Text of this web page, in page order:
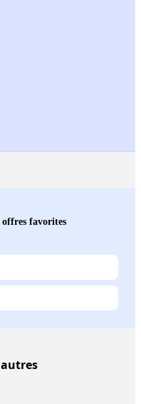
offres favorites